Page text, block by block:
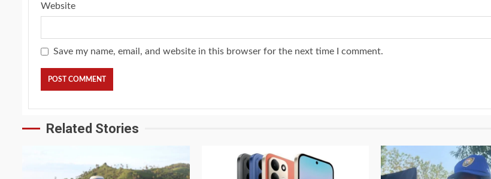
Website
Save my name, email, and website in this browser for the next time I comment.
Related Stories